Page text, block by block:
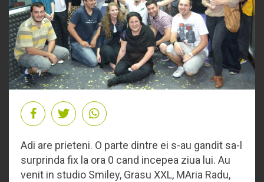
Adi are prieteni. O parte dintre ei s-au gandit sa-l
surprinda fix la ora 0 cand incepea ziua lui. Au
venit in studio Smiley, Grasu XXL, MAria Radu,